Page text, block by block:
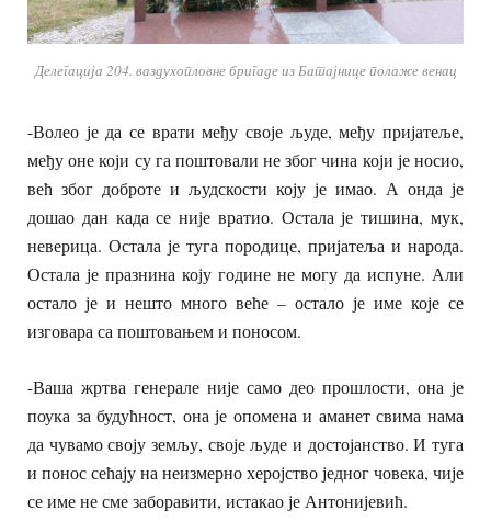
Делегација 204. ваздухопловне бригаде из Батајнице полаже венац
-Волео је да се врати међу своје људе, међу пријатеље,
међу оне који су га поштовали не због чина који је носио,
већ због доброте и људскости коју је имао. А онда је
дошао дан када се није вратио. Остала је тишина, мук,
неверица. Остала је туга породице, пријатеља и народа.
Остала је празнина коју године не могу да испуне. Али
остало је и нешто много веће – остало је име које се
изговара са поштовањем и поносом.
-Ваша жртва генерале није само део прошлости, она је
поука за будућност, она је опомена и аманет свима нама
да чувамо своју земљу, своје људе и достојанство. И туга
и понос сећају на неизмерно херојство једног човека, чије
се име не сме заборавити, истакао је Антонијевић.